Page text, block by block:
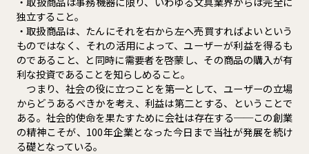
独立すること。
・取扱商品は、たんにそれを右から左へ売買すればよいという
ものではなく、それの活用によって、ユーザーが利益を得るも
のであること、と同時に需要者を啓蒙し、その商品の購入が有
利な投資であることを知らしめること。
つまり、社会の役に立つことを第一として、ユーザーの立場
からどうあるべきかを考え、利益は第二とする、ということで
ある。社会的使命を果たすために会社は存在する──この創業
の精神こそが、100年企業となった今日まで当社が発展を続け
る礎となっている。